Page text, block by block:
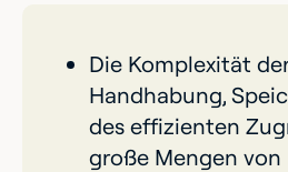
Die Komplexität der
Handhabung,
des effizienten
große Mengen von